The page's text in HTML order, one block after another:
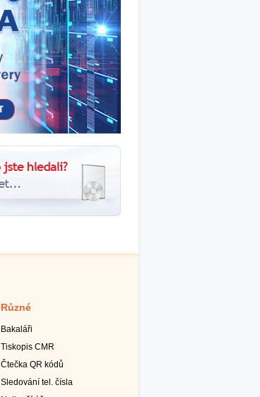
Různé
Bakaláři
Tiskopis CMR
Čtečka QR kódů
Sledování tel. čísla